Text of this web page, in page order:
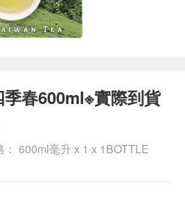
春600ml※實際到貨
600ml毫升 x 1 x 1BOTTLE